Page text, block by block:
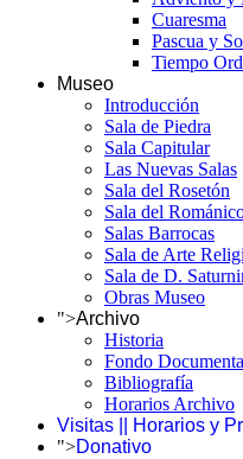
Cuaresma
Pascua y
Tiempo
Museo
Introducción
Sala de Piedra
Sala Capitular
Las Nuevas Salas
Sala del Rosetón
Sala del
Salas Barrocas
Sala de Arte
Sala de D.
Obras Museo
">Archivo
Historia
Fondo
Bibliografía
Horarios Archivo
Visitas || Horarios y
">Donativo